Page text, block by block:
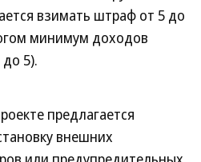
взимать штраф от 5 до
минимум доходов
5).
предлагается
внешних